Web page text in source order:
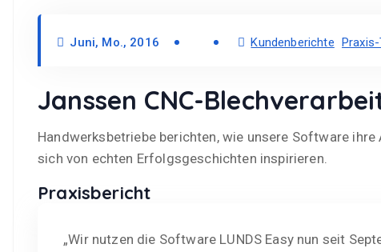
Juni, Mo., 2016 Kundenberichte
Janssen CNC-
Handwerksbetriebe berichten, wie unsere Software
sich von echten Erfolgsgeschichten inspirieren.
Praxisbericht
„Wir nutzen die Software LUNDS Easy nun seit